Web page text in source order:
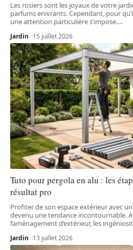
Les rosiers sont les joyaux de votre
parfums enivrants. Cependant, pour
une attention particulière s’impose.…
Jardin 15 juillet 2026
Tuto pour pergola en alu : les
résultat pro
Profiter de son espace extérieur avec
devenu une tendance incontournable.
l’aménagement d’extérieur, les
Jardin 13 juillet 2026